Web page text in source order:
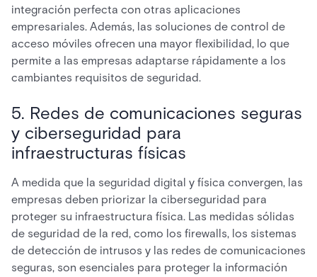
integración perfecta con otras aplicaciones
empresariales. Además, las soluciones de control de
acceso móviles ofrecen una mayor flexibilidad, lo que
permite a las empresas adaptarse rápidamente a los
cambiantes requisitos de seguridad.
5. Redes de comunicaciones seguras
y ciberseguridad para
infraestructuras físicas
A medida que la seguridad digital y física convergen, las
empresas deben priorizar la ciberseguridad para
proteger su infraestructura física. Las medidas sólidas
de seguridad de la red, como los firewalls, los sistemas
de detección de intrusos y las redes de comunicaciones
seguras, son esenciales para proteger la información